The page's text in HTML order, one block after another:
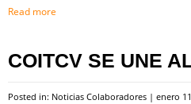
Read more
COITCV SE UNE
Posted in: Noticias Colaboradores | enero